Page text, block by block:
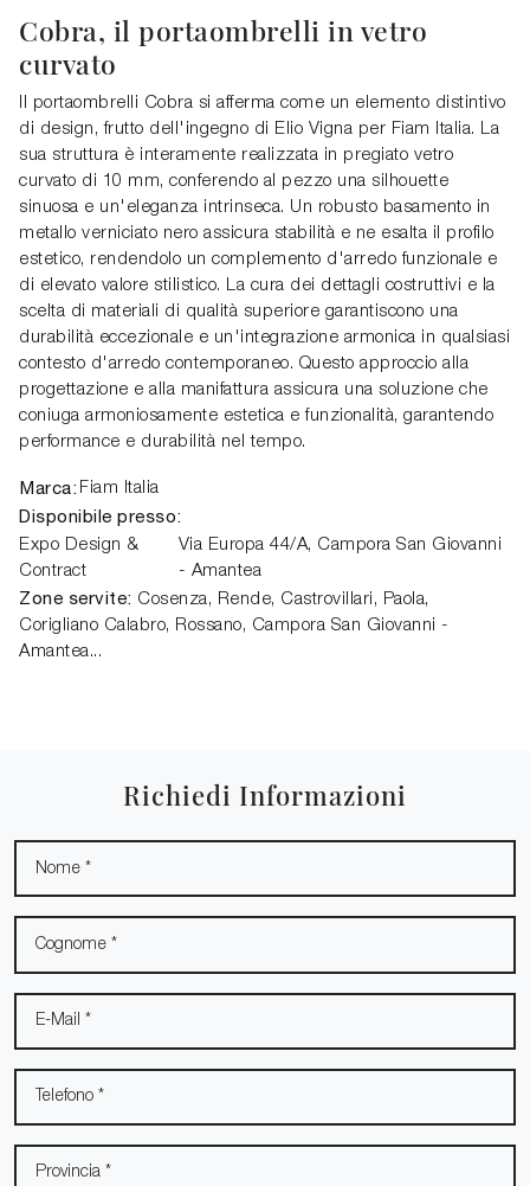
Cobra, il portaombrelli in vetro
curvato
Il portaombrelli Cobra si afferma come un elemento distintivo
di design, frutto dell'ingegno di Elio Vigna per Fiam Italia. La
sua struttura è interamente realizzata in pregiato vetro
curvato di 10 mm, conferendo al pezzo una silhouette
sinuosa e un'eleganza intrinseca. Un robusto basamento in
metallo verniciato nero assicura stabilità e ne esalta il profilo
estetico, rendendolo un complemento d'arredo funzionale e
di elevato valore stilistico. La cura dei dettagli costruttivi e la
scelta di materiali di qualità superiore garantiscono una
durabilità eccezionale e un'integrazione armonica in qualsiasi
contesto d'arredo contemporaneo. Questo approccio alla
progettazione e alla manifattura assicura una soluzione che
coniuga armoniosamente estetica e funzionalità, garantendo
performance e durabilità nel tempo.
Marca: Fiam Italia
Disponibile presso:
Expo Design &
Contract
Via Europa 44/A, Campora San Giovanni
- Amantea
Zone servite: Cosenza, Rende, Castrovillari, Paola,
Corigliano Calabro, Rossano, Campora San Giovanni -
Amantea...
Richiedi Informazioni